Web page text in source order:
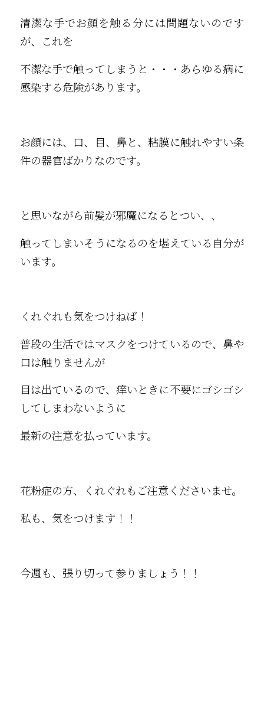
清潔な手でお顔を触る分には問題ないのです
が、これを
不潔な手で触ってしまうと・・・あらゆる病に
感染する危険があります。
お顔には、口、目、鼻と、粘膜に触れやすい条
件の器官ばかりなのです。
と思いながら前髪が邪魔になるとつい、、
触ってしまいそうになるのを堪えている自分が
います。
くれぐれも気をつけねば！
普段の生活ではマスクをつけているので、鼻や
口は触りませんが
目は出ているので、痒いときに不要にゴシゴシ
してしまわないように
最新の注意を払っています。
花粉症の方、くれぐれもご注意くださいませ。
私も、気をつけます！！
今週も、張り切って参りましょう！！